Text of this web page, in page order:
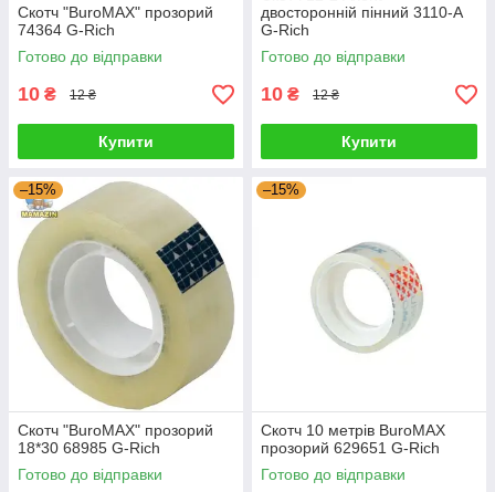
Скотч "BuroMAX" прозорий
74364 G-Rich
Готово до відправки
10 ₴ 12 ₴
Купити
двосторонній пінний 3110-А
G-Rich
Готово до відправки
10 ₴ 12 ₴
Купити
–15%
Скотч "BuroMAX" прозорий
18*30 68985 G-Rich
Готово до відправки
–15%
Скотч 10 метрів BuroMAX
прозорий 629651 G-Rich
Готово до відправки